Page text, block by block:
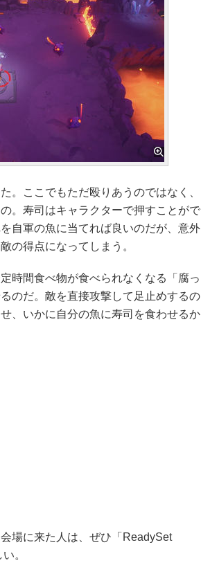
ここでもただ殴りあうのではなく、
。寿司はキャラクターで押すことがで
自軍の魚に当てれば良いのだが、意外
の得点になってしまう。
時間食べ物が食べられなくなる「腐っ
のだ。敵を直接攻撃して足止めするの
、いかに自分の魚に寿司を食わせるか
場に来た人は、ぜひ「ReadySet
。